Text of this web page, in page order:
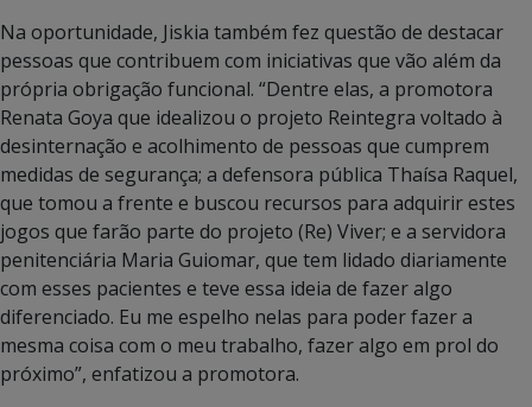
Na oportunidade, Jiskia também fez questão de destacar
pessoas que contribuem com iniciativas que vão além da
própria obrigação funcional. “Dentre elas, a promotora
Renata Goya que idealizou o projeto Reintegra voltado à
desinternação e acolhimento de pessoas que cumprem
medidas de segurança; a defensora pública Thaísa Raquel,
que tomou a frente e buscou recursos para adquirir estes
jogos que farão parte do projeto (Re) Viver; e a servidora
penitenciária Maria Guiomar, que tem lidado diariamente
com esses pacientes e teve essa ideia de fazer algo
diferenciado. Eu me espelho nelas para poder fazer a
mesma coisa com o meu trabalho, fazer algo em prol do
próximo”, enfatizou a promotora.